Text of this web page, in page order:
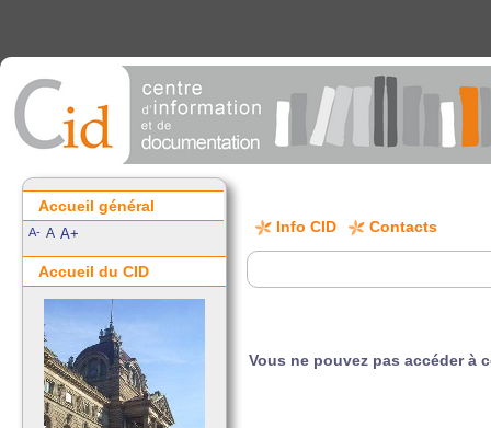
Info CID Contacts
Vous ne pouvez pas accéder à
Accueil général
A- A A+
Accueil du CID